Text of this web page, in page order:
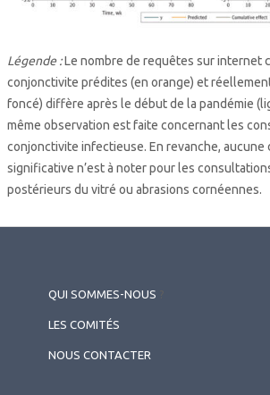
Légende :Le nombre de requêtes sur internet
conjonctivite prédites (en orange) et
foncé) diffère après le début de la pandémie
même observation est faite concernant les
conjonctivite infectieuse. En revanche, aucune
significative n’est à noter pour les
postérieurs du vitré ou abrasions cornéennes.
QUI SOMMES-NOUS
LES COMITÉS
NOUS CONTACTER